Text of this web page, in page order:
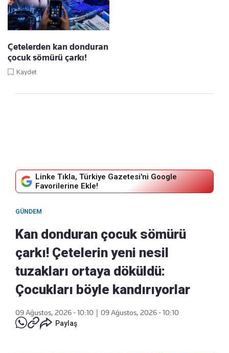
Çetelerden kan donduran
çocuk sömürü çarkı!
Kaydet
Linke Tıkla, Türkiye Gazetesi'ni Google
Favorilerine Ekle!
GÜNDEM
Kan donduran çocuk sömürü
çarkı! Çetelerin yeni nesil
tuzakları ortaya döküldü:
Çocukları böyle kandırıyorlar
09 Ağustos, 2026 - 10:10
09 Ağustos, 2026 - 10:10
Paylaş